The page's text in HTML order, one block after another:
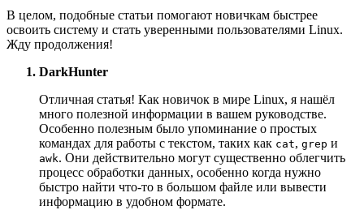
В целом, подобные статьи помогают новичкам быстрее
освоить систему и стать уверенными пользователями Linux.
Жду продолжения!
DarkHunter
Отличная статья! Как новичок в мире Linux, я нашёл
много полезной информации в вашем руководстве.
Особенно полезным было упоминание о простых
командах для работы с текстом, таких как cat, grep и
awk. Они действительно могут существенно облегчить
процесс обработки данных, особенно когда нужно
быстро найти что-то в большом файле или вывести
информацию в удобном формате.